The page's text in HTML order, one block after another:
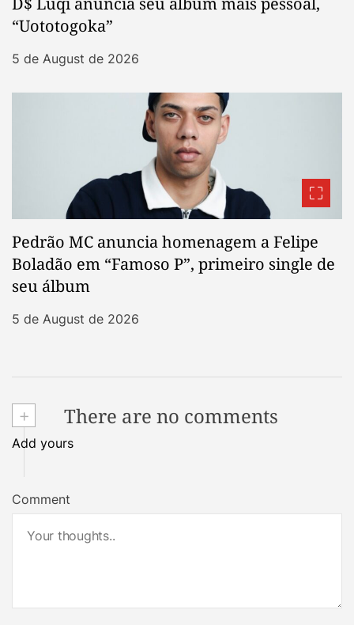
“Uototogoka”
5 de August de 2026
Pedrão MC anuncia homenagem a Felipe
Boladão em “Famoso P”, primeiro single de
seu álbum
5 de August de 2026
+ There are no comments
Add yours
Comment